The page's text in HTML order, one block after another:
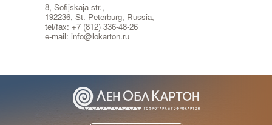
8, Sofijskaja str.,
192236, St.-Peterburg, Russia,
tel/fax: +7 (812) 336-48-26
e-mail: info@lokarton.ru